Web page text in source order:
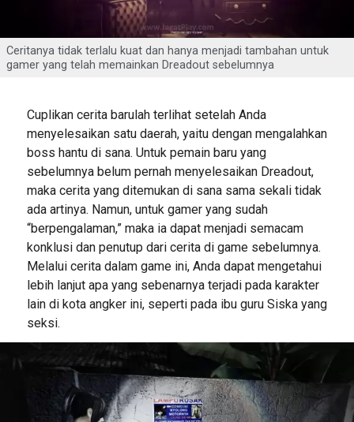
Ceritanya tidak terlalu kuat dan hanya menjadi tambahan untuk
gamer yang telah memainkan Dreadout sebelumnya
Cuplikan cerita barulah terlihat setelah Anda
menyelesaikan satu daerah, yaitu dengan mengalahkan
boss hantu di sana. Untuk pemain baru yang
sebelumnya belum pernah menyelesaikan Dreadout,
maka cerita yang ditemukan di sana sama sekali tidak
ada artinya. Namun, untuk gamer yang sudah
“berpengalaman,” maka ia dapat menjadi semacam
konklusi dan penutup dari cerita di game sebelumnya.
Melalui cerita dalam game ini, Anda dapat mengetahui
lebih lanjut apa yang sebenarnya terjadi pada karakter
lain di kota angker ini, seperti pada ibu guru Siska yang
seksi.